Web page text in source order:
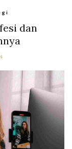
dan